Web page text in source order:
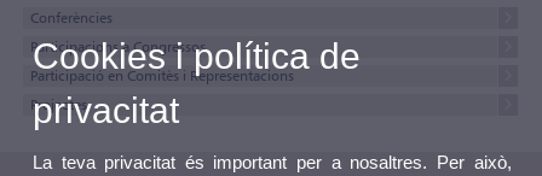
Conferències
Participacions a Congressos
Participació en Comitès i Representacions
Projectes
Cookies i política de
privacitat
La teva privacitat és important per a nosaltres. Per això,